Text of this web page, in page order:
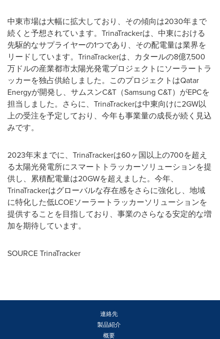
中東市場は大幅に拡大しており、その傾向は2030年まで
続くと予想されています。 TrinaTrackerは、中東における
先駆的なサプライヤーの1つであり、その配電量は業界を
リードしています。 TrinaTrackerは、カタールの8億7,500
万ドルの産業都市太陽光発電プロジェクトにソーラートラ
ッカーを独占供給しました。このプロジェクトはQatar
Energyが開発し、サムスンC&T （Samsung C&T）がEPCを
担当しました。さらに、 TrinaTrackerは中東向けに2GW以
上の受注を予定しており、今年も事業量の成長が続く見込
みです。
2023年末までに、 TrinaTrackerは60ヶ国以上の700を超え
る太陽光発電所にスマートトラッカーソリューションを提
供し、累積配電量は20GWを超えました。今年、
TrinaTrackerはグローバルな存在感をさらに強化し、地域
に特化した低LCOEソーラートラッカーソリューションを
提供することを目指しており、事業のさらなる安定的な増
加を期待しています。
SOURCE TrinaTracker
連絡先
製品紹介
概要